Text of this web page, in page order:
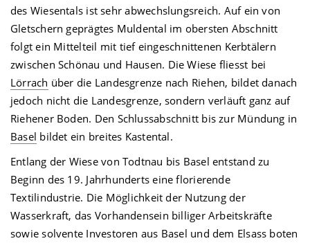
des Wiesentals ist sehr abwechslungsreich. Auf ein von
Gletschern geprägtes Muldental im obersten Abschnitt
folgt ein Mittelteil mit tief eingeschnittenen Kerbtälern
zwischen Schönau und Hausen. Die Wiese fliesst bei
Lörrach über die Landesgrenze nach Riehen, bildet danach
jedoch nicht die Landesgrenze, sondern verläuft ganz auf
Riehener Boden. Den Schlussabschnitt bis zur Mündung in
Basel bildet ein breites Kastental.
Entlang der Wiese von Todtnau bis Basel entstand zu
Beginn des 19. Jahrhunderts eine florierende
Textilindustrie. Die Möglichkeit der Nutzung der
Wasserkraft, das Vorhandensein billiger Arbeitskräfte
sowie solvente Investoren aus Basel und dem Elsass boten